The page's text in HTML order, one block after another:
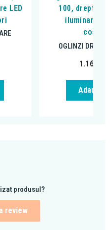
LED
100,
iluminare
OGLINZI
1.169,00
Adauga
produsul?
review